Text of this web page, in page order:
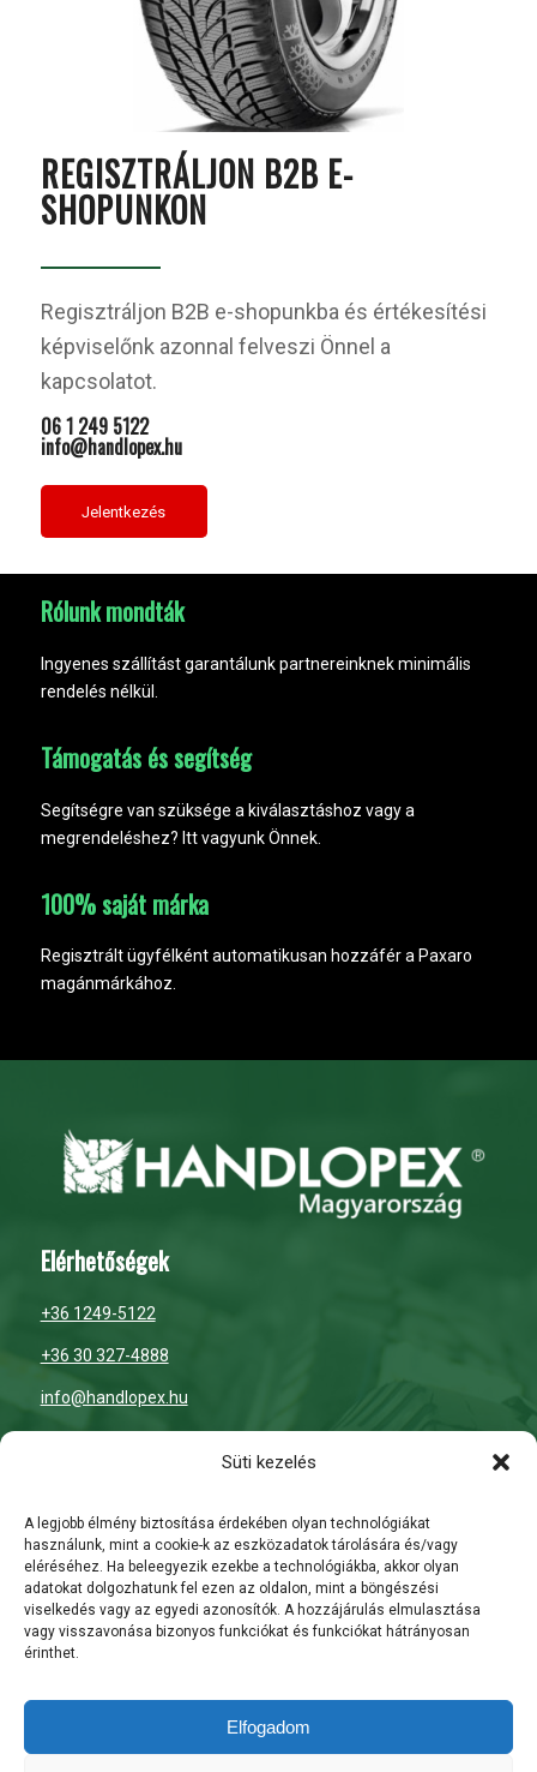
Süti kezelés
A legjobb élmény biztosítása érdekében olyan technológiákat
használunk, mint a cookie-k az eszközadatok tárolására és/vagy
eléréséhez. Ha beleegyezik ezekbe a technológiákba, akkor olyan
adatokat dolgozhatunk fel ezen az oldalon, mint a böngészési
viselkedés vagy az egyedi azonosítók. A hozzájárulás elmulasztása
vagy visszavonása bizonyos funkciókat és funkciókat hátrányosan
érinthet.
Elfogadom
REGISZTRÁLJON B2B E-
SHOPUNKON
Regisztráljon B2B e-shopunkba és értékesítési
képviselőnk azonnal felveszi Önnel a
kapcsolatot.
06 1 249 5122
info@handlopex.hu
Jelentkezés
Rólunk mondták
Ingyenes szállítást garantálunk partnereinknek minimális
rendelés nélkül.
Támogatás és segítség
Segítségre van szüksége a kiválasztáshoz vagy a
megrendeléshez? Itt vagyunk Önnek.
100% saját márka
Regisztrált ügyfélként automatikusan hozzáfér a Paxaro
magánmárkához.
Elérhetőségek
+36 1249-5122
+36 30 327-4888
info@handlopex.hu
H-P: 7:00 – 16:00
Szombat: zárva
Vasárnap: zárva
ÁSZF
Általános Szerződési Feltételek